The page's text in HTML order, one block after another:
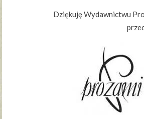
Dziękuję Wydawnictwu